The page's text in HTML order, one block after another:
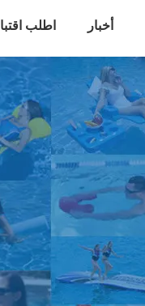
أخبار اطلب